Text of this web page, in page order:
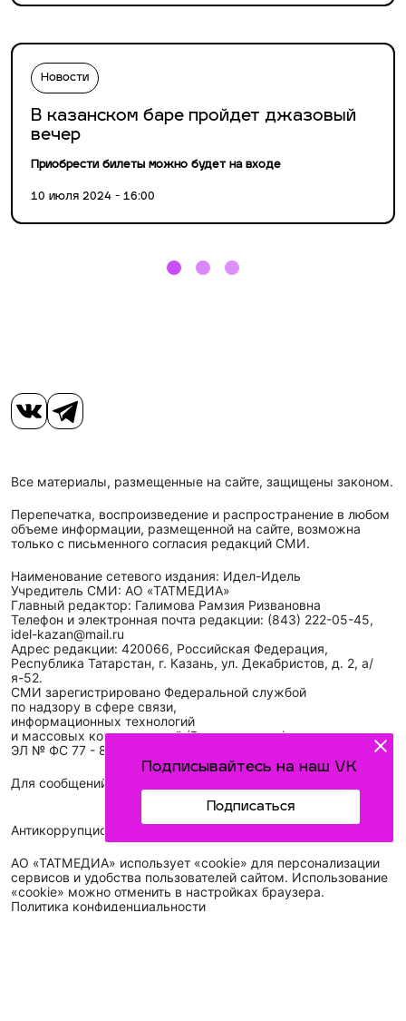
Новости
В казанском баре пройдет джазовый
вечер
Приобрести билеты можно будет на входе
10 июля 2024 - 16:00
Подписывайтесь на наш VK
Подписаться
Все материалы, размещенные на сайте, защищены законом.
Перепечатка, воспроизведение и распространение в любом
объеме информации, размещенной на сайте, возможна
только с письменного согласия редакций СМИ.
Наименование сетевого издания: Идел-Идель
Учредитель СМИ: АО «ТАТМЕДИА»
Главный редактор: Галимова Рамзия Ризвановна
Телефон и электронная почта редакции: (843) 222-05-45,
idel-kazan@mail.ru
Адрес редакции: 420066, Российская Федерация,
Республика Татарстан, г. Казань, ул. Декабристов, д. 2, а/
я-52.
СМИ зарегистрировано Федеральной службой
по надзору в сфере связи,
информационных технологий
и массовых коммуникаций (Роскомнадзор)
ЭЛ № ФС 77 - 89431 от 14.05.2025
Для сообщений о фактах коррупции: idel-kazan@mail.ru
Антикоррупционная политика
АО «ТАТМЕДИА» использует «cookie» для персонализации
сервисов и удобства пользователей сайтом. Использование
«cookie» можно отменить в настройках браузера.
Политика конфиденциальности